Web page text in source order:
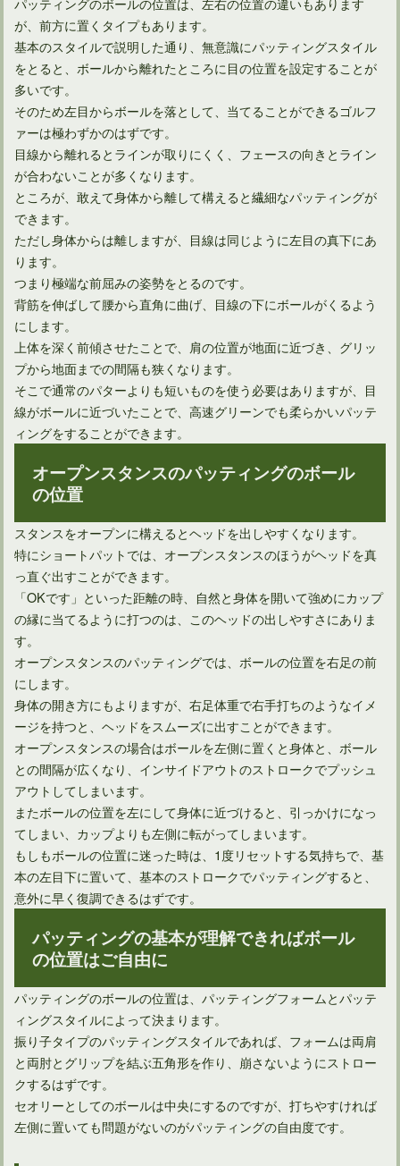
が、前方に置くタイプもあります。
基本のスタイルで説明した通り、無意識にパッティングスタイル
をとると、ボールから離れたところに目の位置を設定することが
多いです。
そのため左目からボールを落として、当てることができるゴルフ
ァーは極わずかのはずです。
目線から離れるとラインが取りにくく、フェースの向きとライン
が合わないことが多くなります。
ところが、敢えて身体から離して構えると繊細なパッティングが
できます。
ただし身体からは離しますが、目線は同じように左目の真下にあ
ります。
つまり極端な前屈みの姿勢をとるのです。
背筋を伸ばして腰から直角に曲げ、目線の下にボールがくるよう
にします。
上体を深く前傾させたことで、肩の位置が地面に近づき、グリッ
プから地面までの間隔も狭くなります。
そこで通常のパターよりも短いものを使う必要はありますが、目
線がボールに近づいたことで、高速グリーンでも柔らかいパッテ
ィングをすることができます。
オープンスタンスのパッティングのボール
の位置
スタンスをオープンに構えるとヘッドを出しやすくなります。
特にショートパットでは、オープンスタンスのほうがヘッドを真
っ直ぐ出すことができます。
「OKです」といった距離の時、自然と身体を開いて強めにカップ
の縁に当てるように打つのは、このヘッドの出しやすさにありま
す。
オープンスタンスのパッティングでは、ボールの位置を右足の前
にします。
身体の開き方にもよりますが、右足体重で右手打ちのようなイメ
ージを持つと、ヘッドをスムーズに出すことができます。
オープンスタンスの場合はボールを左側に置くと身体と、ボール
との間隔が広くなり、インサイドアウトのストロークでプッシュ
アウトしてしまいます。
またボールの位置を左にして身体に近づけると、引っかけになっ
てしまい、カップよりも左側に転がってしまいます。
もしもボールの位置に迷った時は、1度リセットする気持ちで、基
本の左目下に置いて、基本のストロークでパッティングすると、
意外に早く復調できるはずです。
パッティングの基本が理解できればボール
の位置はご自由に
パッティングのボールの位置は、パッティングフォームとパッテ
ィングスタイルによって決まります。
振り子タイプのパッティングスタイルであれば、フォームは両肩
と両肘とグリップを結ぶ五角形を作り、崩さないようにストロー
クするはずです。
セオリーとしてのボールは中央にするのですが、打ちやすければ
左側に置いても問題がないのがパッティングの自由度です。